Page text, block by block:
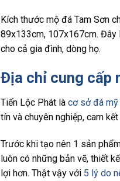
Kích thước mộ đá Tam Sơn
89x133cm, 107x167cm. Đây
cho cả gia đình, dòng họ.
Địa chỉ cung cấp
Tiến Lộc Phát là cơ sở đá mỹ
tín và chuyên nghiệp, cam
Trước khi tạo nên 1 sản
luôn có những bản vẽ, thiết
lợi hơn. Thật vậy với 5 lý do